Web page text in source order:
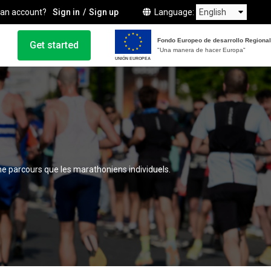
account? Sign in Sign up Language
Get started
UNIÓN EUROPEA
Fondo Europeo de desarrollo Regional
"Una manera de hacer Europa"
parcours que les marathoniens individuels.